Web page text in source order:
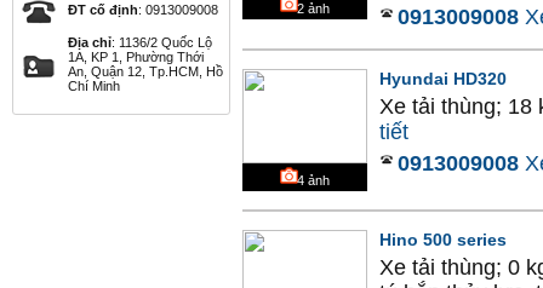
ĐT cố định: 0913009008
Địa chỉ: 1136/2 Quốc Lộ
1A, KP 1, Phường Thới
An, Quận 12, Tp.HCM, Hồ
Chí Minh
2 ảnh
0913009008
4 ảnh
Hyundai HD320
Xe tải thùng; 18
tiết
0913009008
Hino 500 series
Xe tải thùng; 0